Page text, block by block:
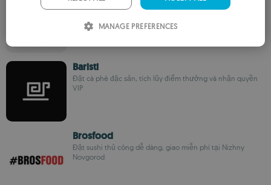
Wongnai Media Company Limited
Baristi
Đặt cà phê đặc sản, tích lũy điểm thưởng và nhận quyền
VIP
Brosfood
Đặt sushi thủ công dễ dàng, giao miễn phí tại Nizhny
Novgorod
MANAGE PREFERENCES